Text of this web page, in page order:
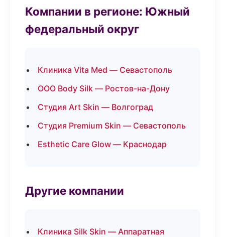
Компании в регионе: Южный
федеральный округ
Клиника Vita Med — Севастополь
ООО Body Silk — Ростов-на-Дону
Студия Art Skin — Волгоград
Студия Premium Skin — Севастополь
Esthetic Care Glow — Краснодар
Другие компании
Клиника Silk Skin — Аппаратная